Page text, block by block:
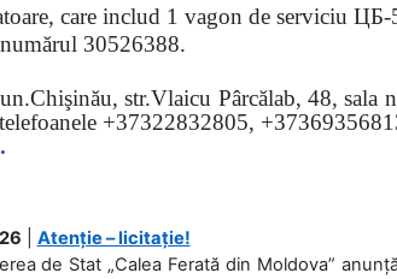
care includ 1 vagon de serviciu
30526388.
str.Vlaicu Pârcălab, 48, sala
telefoanele +37322832805,
.
Atenție – licitație!
de Stat „Calea Ferată din Moldova”